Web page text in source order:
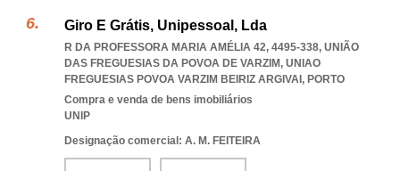
Giro E Grátis, Unipessoal, Lda
R DA PROFESSORA MARIA AMÉLIA 42, 4495-338, UNIÃO
DAS FREGUESIAS DA POVOA DE VARZIM, UNIAO
FREGUESIAS POVOA VARZIM BEIRIZ ARGIVAI , PORTO
Compra e venda de bens imobiliários
UNIP
Designação comercial: A. M. FEITEIRA